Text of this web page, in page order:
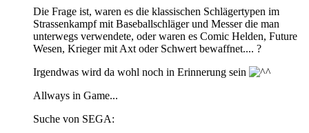
Die Frage ist, waren es die klassischen Schlägertypen im
Strassenkampf mit Baseballschläger und Messer die man
unterwegs verwendete, oder waren es Comic Helden, Future
Wesen, Krieger mit Axt oder Schwert bewaffnet.... ?
Irgendwas wird da wohl noch in Erinnerung sein
Allways in Game...
Suche von SEGA: